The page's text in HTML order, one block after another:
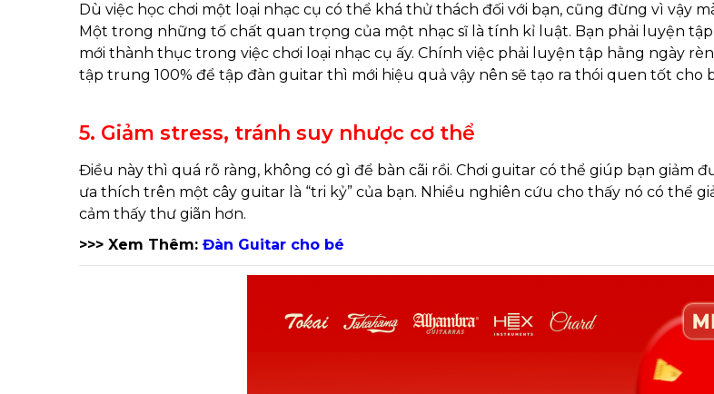
Dù việc học chơi một loại nhạc cụ có thể khá thử thách đối với bạn, cũng đừng vì vậy
Một trong những tố chất quan trọng của một nhạc sĩ là tính kỉ luật. Bạn phải luyện
mới thành thục trong việc chơi loại nhạc cụ ấy. Chính việc phải luyện tập hằng ngày
tập trung 100% để tập đàn guitar thì mới hiệu quả vậy nên sẽ tạo ra thói quen tốt cho
5. Giảm stress, tránh suy nhược cơ thể
Điều này thì quá rõ ràng, không có gì để bàn cãi rồi. Chơi guitar có thể giúp bạn giảm
ưa thích trên một cây guitar là “tri kỷ” của bạn. Nhiều nghiên cứu cho thấy nó có thể
cảm thấy thư giãn hơn.
>>> Xem Thêm: Đàn Guitar cho bé